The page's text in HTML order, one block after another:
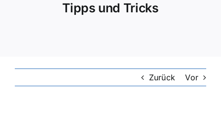
Hilfe und KontaktTipps und Tricks
Zurück Vor